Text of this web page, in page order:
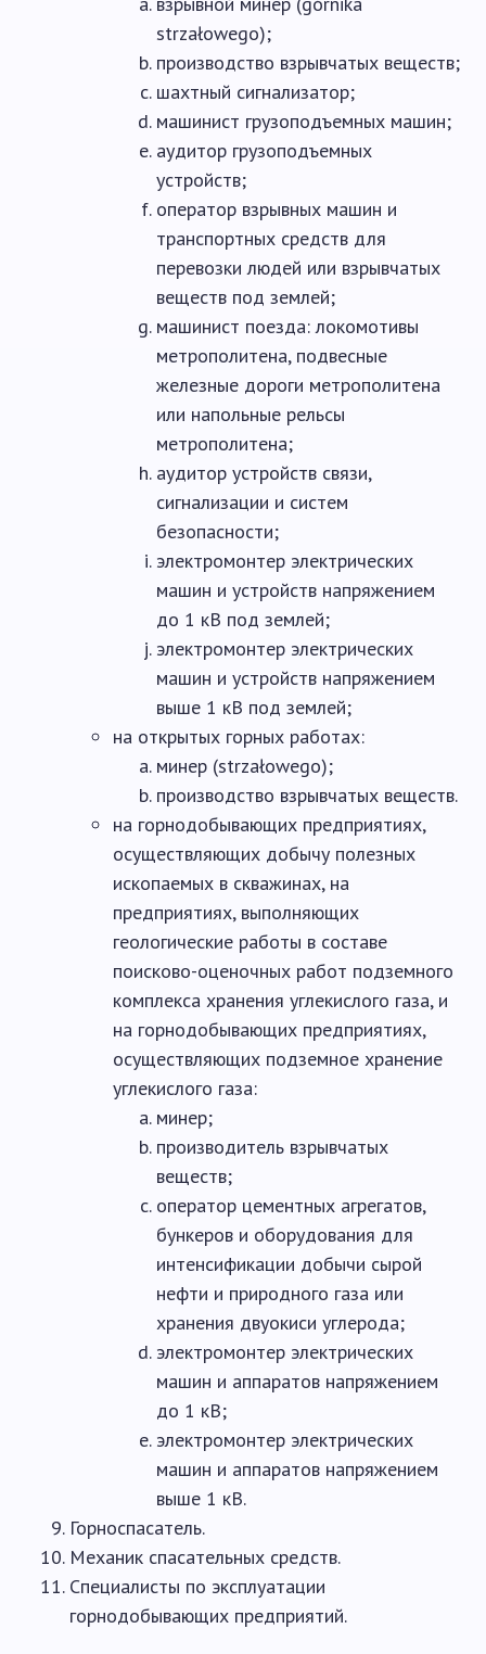
strzałowego);
производство взрывчатых веществ;
шахтный сигнализатор;
машинист грузоподъемных машин;
аудитор грузоподъемных
устройств;
оператор взрывных машин и
транспортных средств для
перевозки людей или взрывчатых
веществ под землей;
машинист поезда: локомотивы
метрополитена, подвесные
железные дороги метрополитена
или напольные рельсы
метрополитена;
аудитор устройств связи,
сигнализации и систем
безопасности;
электромонтер электрических
машин и устройств напряжением
до 1 кВ под землей;
электромонтер электрических
машин и устройств напряжением
выше 1 кВ под землей;
на открытых горных работах:
минер (strzałowego);
производство взрывчатых веществ.
на горнодобывающих предприятиях,
осуществляющих добычу полезных
ископаемых в скважинах, на
предприятиях, выполняющих
геологические работы в составе
поисково-оценочных работ подземного
комплекса хранения углекислого газа, и
на горнодобывающих предприятиях,
осуществляющих подземное хранение
углекислого газа:
минер;
производитель взрывчатых
веществ;
оператор цементных агрегатов,
бункеров и оборудования для
интенсификации добычи сырой
нефти и природного газа или
хранения двуокиси углерода;
электромонтер электрических
машин и аппаратов напряжением
до 1 кВ;
электромонтер электрических
машин и аппаратов напряжением
выше 1 кВ.
Горноспасатель.
Механик спасательных средств.
Специалисты по эксплуатации
горнодобывающих предприятий.